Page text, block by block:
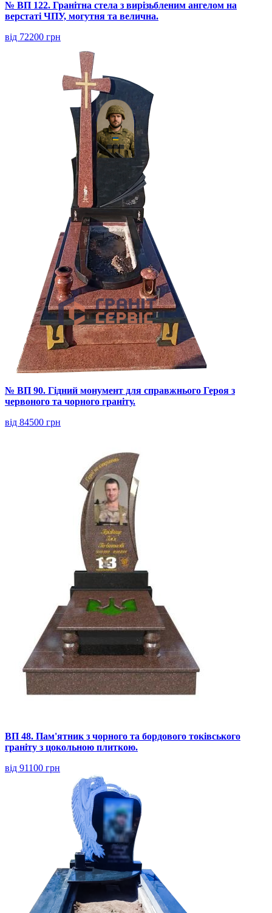
№ ВП 122. Гранітна стела з вирізьбленим ангелом на
верстаті ЧПУ, могутня та велична.
від 72200 грн
№ ВП 90. Гідний монумент для справжнього Героя з
червоного та чорного граніту.
від 84500 грн
ВП 48. Пам'ятник з чорного та бордового токівського
граніту з цокольною плиткою.
від 91100 грн